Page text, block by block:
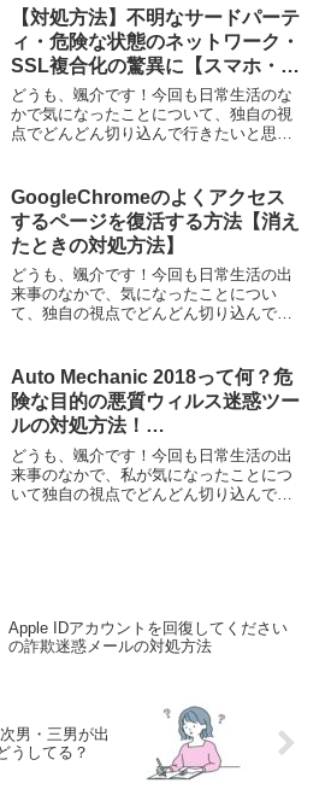
『【重要】『エキサイトメール』 正当な
アカウント所有者の確認...
【対処方法】不明なサードパーテ
ィ・危険な状態のネットワーク・
SSL複合化の驚異に【スマホ・ノ
ートンモバイルセキュリティ】
どうも、颯介です！今回も日常生活のな
かで気になったことについて、独自の視
点でどんどん切り込んで行きたいと思い
のノートンモバイルセキュリティが急に
警告をしてくるようになった...
GoogleChromeのよくアクセス
するページを復活する方法【消え
たときの対処方法】
どうも、颯介です！今回も日常生活の出
来事のなかで、気になったことについ
て、独自の視点でどんどん切り込んで行
は、パソコンのウェブブラウザGoogle
Chromeで、『よ...
Auto Mechanic 2018って何？危
険な目的の悪質ウィルス迷惑ツー
ルの対処方法！
※AutoMechanic2018
どうも、颯介です！今回も日常生活の出
来事のなかで、私が気になったことにつ
いて独自の視点でどんどん切り込んで行
Apple IDアカウントを回復してください
の詐欺迷惑メールの対処方法
男・三男が出
うしてる？